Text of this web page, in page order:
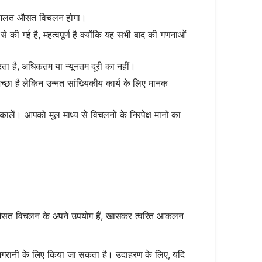
औसत विचलन होगा।
की गई है, महत्वपूर्ण है क्योंकि यह सभी बाद की गणनाओं
है, अधिकतम या न्यूनतम दूरी का नहीं।
है लेकिन उन्नत सांख्यिकीय कार्य के लिए मानक
आपको मूल माध्य से विचलनों के निरपेक्ष मानों का
विचलन के अपने उपयोग हैं, खासकर त्वरित आकलन
के लिए किया जा सकता है। उदाहरण के लिए, यदि